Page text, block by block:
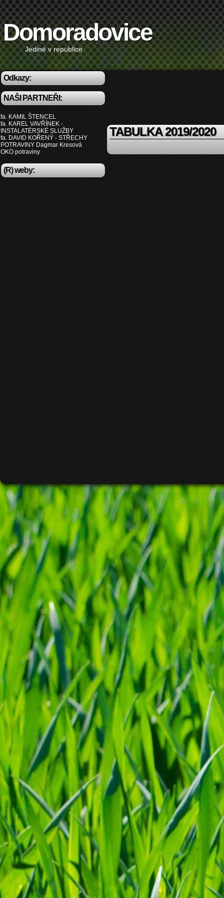
Domoradovice
Jediné v republice
Odkazy:
NAŠI PARTNEŘI:
fa. KAMIL ŠTENCEL
fa. KAREL VAVŘÍNEK -
INSTALATÉRSKÉ SLUŽBY
fa. DAVID KOŘENÝ - STŘECHY
POTRAVINY Dagmar Kresová
OKO potraviny
(R) weby:
TABULKA 2019/2020